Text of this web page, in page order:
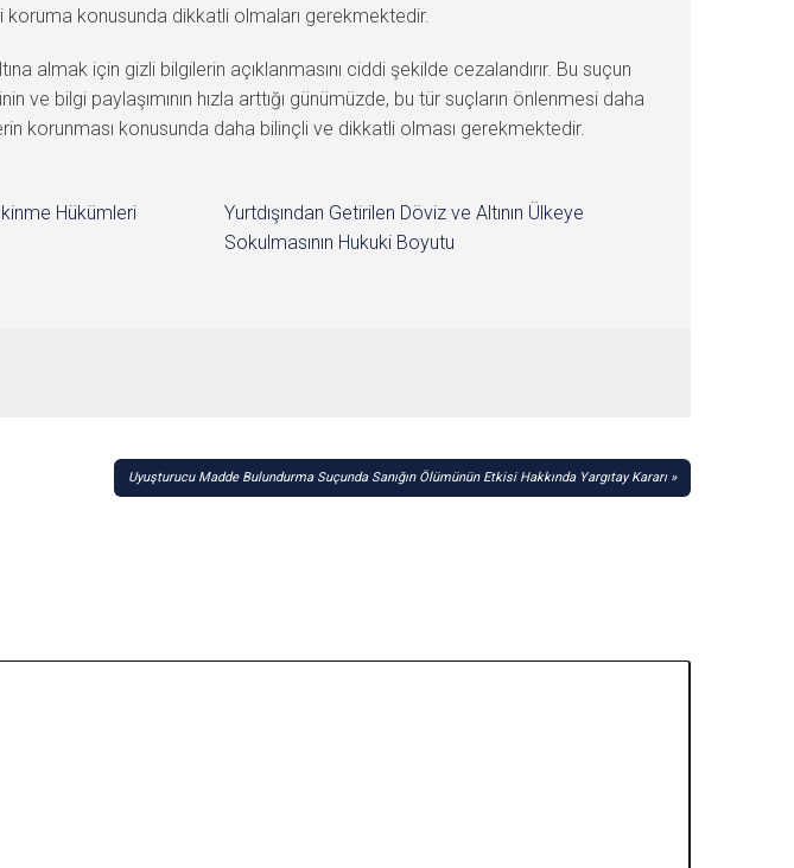
koruma konusunda dikkatli olmaları gerekmektedir.
almak için gizli bilgilerin açıklanmasını ciddi şekilde cezalandırır. Bu suçun
bilgi paylaşımının hızla arttığı günümüzde, bu tür suçların önlenmesi daha
korunması konusunda daha bilinçli ve dikkatli olması gerekmektedir.
Hükümleri
Yurtdışından Getirilen Döviz ve Altının Ülkeye
Sokulmasının Hukuki Boyutu
Uyuşturucu Madde Bulundurma Suçunda Sanığın Ölümünün Etkisi Hakkında Yargıtay Kararı